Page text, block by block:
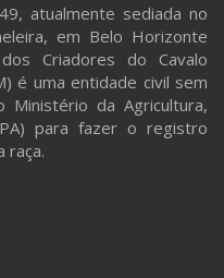
atualmente sediada no
em Belo Horizonte
Criadores do Cavalo
é uma entidade civil sem
Ministério da Agricultura,
para fazer o registro
raça.